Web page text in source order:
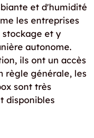
et d'humidité
les entreprises
stockage et y
autonome.
ils ont un accès
règle générale, les
sont très
disponibles